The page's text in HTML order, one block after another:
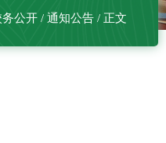
务公开 / 通知公告 / 正文